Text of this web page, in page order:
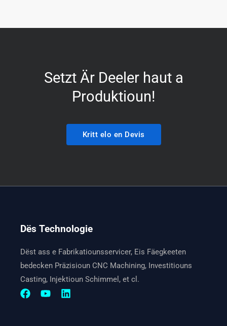
Setzt Är Deeler haut a
Produktioun!
Kritt elo en Devis
Dës Technologie
Dëst ass e Fabrikatiounsservicer, Eis Fäegkeeten
bedecken Präzisioun CNC Machining, Investitiouns
Casting, Injektioun Schimmel, et cl.